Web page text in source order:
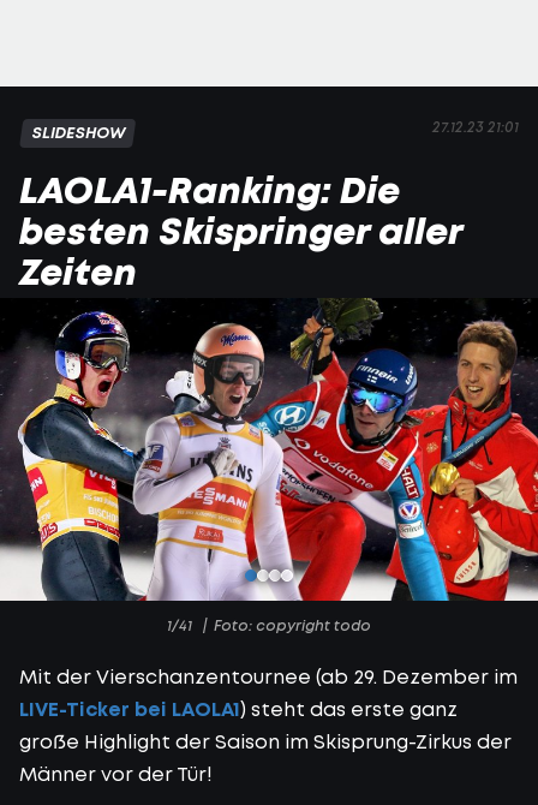
27.12.23 21:01
SLIDESHOW
LAOLA1-Ranking: Die
besten Skispringer aller
Zeiten
1/41 Foto: copyright todo
Mit der Vierschanzentournee (ab 29. Dezember im
LIVE-Ticker bei LAOLA1) steht das erste ganz
große Highlight der Saison im Skisprung-Zirkus der
Männer vor der Tür!